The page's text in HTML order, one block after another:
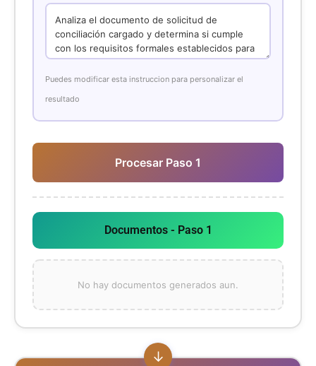
Puedes modificar esta instruccion para personalizar el
resultado
Procesar Paso 1
Documentos - Paso 1
No hay documentos generados aun.
↓